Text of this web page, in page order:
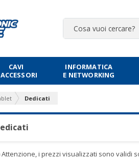
CAVI
INFORMATICA
E NETWORKING
Dedicati
Attenzione, i prezzi visualizzati sono validi